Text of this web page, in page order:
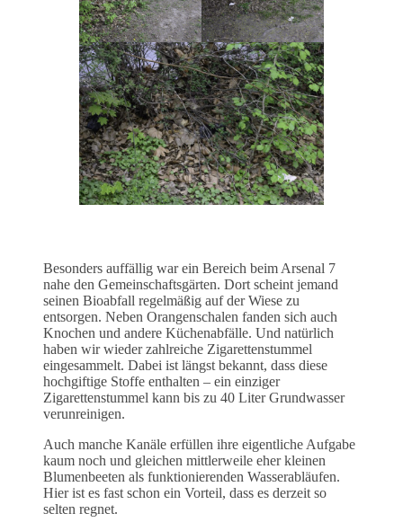
Besonders auffällig war ein Bereich beim Arsenal 7
nahe den Gemeinschaftsgärten. Dort scheint jemand
seinen Bioabfall regelmäßig auf der Wiese zu
entsorgen. Neben Orangenschalen fanden sich auch
Knochen und andere Küchenabfälle. Und natürlich
haben wir wieder zahlreiche Zigarettenstummel
eingesammelt. Dabei ist längst bekannt, dass diese
hochgiftige Stoffe enthalten – ein einziger
Zigarettenstummel kann bis zu 40 Liter Grundwasser
verunreinigen.
Auch manche Kanäle erfüllen ihre eigentliche Aufgabe
kaum noch und gleichen mittlerweile eher kleinen
Blumenbeeten als funktionierenden Wasserabläufen.
Hier ist es fast schon ein Vorteil, dass es derzeit so
selten regnet.